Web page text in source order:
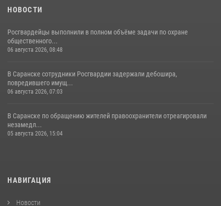
НОВОСТИ
Росгвардейцы выполнили в полном объёме задачи по охране
общественного...
06 августа 2026, 08:48
В Саранске сотрудники Росгвардии задержали дебошира,
повредившего имущ...
06 августа 2026, 07:03
В Саранске по обращению жителей правоохранители отреагировали
незамедл...
05 августа 2026, 15:04
НАВИГАЦИЯ
Новости